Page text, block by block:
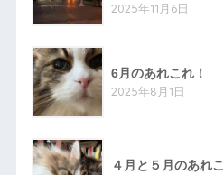
2025年11月6日
6月のあれこれ！
2025年8月1日
４月と５月のあれ